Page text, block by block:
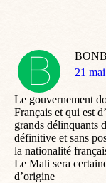
dit
21
Le gouvernement
Français et qui est
grands délinquants
définitive et sans
la nationalité
Le Mali sera
d’origine